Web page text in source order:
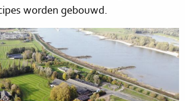
worden gebouwd.